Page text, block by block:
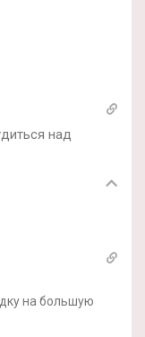
над
на большую